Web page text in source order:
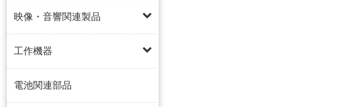
映像・音響関連製品
工作機器
電池関連部品